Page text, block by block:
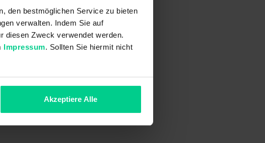
den bestmöglichen Service zu bieten
verwalten. Indem Sie auf
diesen Zweck verwendet werden.
Impressum. Sollten Sie hiermit nicht
Akzeptiere Alle